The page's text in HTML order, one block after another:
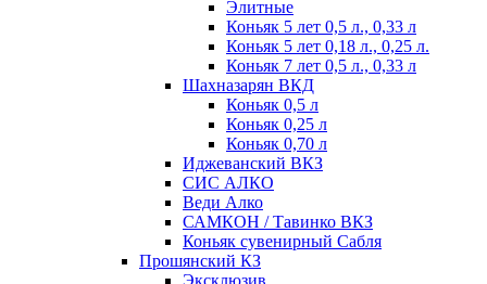
Элитные
Коньяк 5 лет 0,5 л., 0,33 л
Коньяк 5 лет 0,18 л., 0,25 л.
Коньяк 7 лет 0,5 л., 0,33 л
Шахназарян ВКД
Коньяк 0,5 л
Коньяк 0,25 л
Коньяк 0,70 л
Иджеванский ВКЗ
СИС АЛКО
Веди Алко
САМКОН / Тавинко ВКЗ
Коньяк сувенирный Сабля
Прошянский КЗ
Эксклюзив